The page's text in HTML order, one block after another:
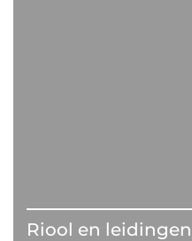
Riool en